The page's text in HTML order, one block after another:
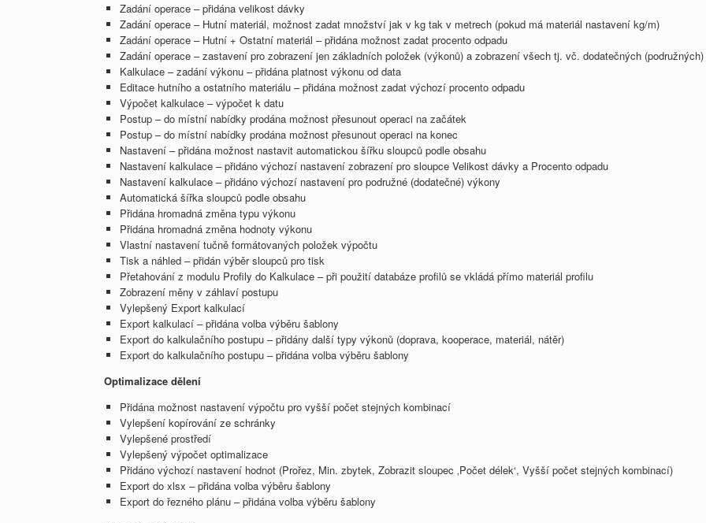
Zadání operace – přidána velikost dávky
Zadání operace – Hutní materiál, možnost zadat množství jak v kg tak v metrech (pokud má materiál nastavení kg/m)
Zadání operace – Hutní + Ostatní materiál – přidána možnost zadat procento odpadu
Zadání operace – zastavení pro zobrazení jen základních položek (výkonů) a zobrazení všech tj. vč. dodatečných
Kalkulace – zadání výkonu – přidána platnost výkonu od data
Editace hutního a ostatního materiálu – přidána možnost zadat výchozí procento odpadu
Výpočet kalkulace – výpočet k datu
Postup – do místní nabídky prodána možnost přesunout operaci na začátek
Postup – do místní nabídky prodána možnost přesunout operaci na konec
Nastavení – přidána možnost nastavit automatickou šířku sloupců podle obsahu
Nastavení kalkulace – přidáno výchozí nastavení zobrazení pro sloupce Velikost dávky a Procento odpadu
Nastavení kalkulace – přidáno výchozí nastavení pro podružné (dodatečné) výkony
Automatická šířka sloupců podle obsahu
Přidána hromadná změna typu výkonu
Přidána hromadná změna hodnoty výkonu
Vlastní nastavení tučně formátovaných položek výpočtu
Tisk a náhled – přidán výběr sloupců pro tisk
Přetahování z modulu Profily do Kalkulace – při použití databáze profilů se vkládá přímo materiál profilu
Zobrazení měny v záhlaví postupu
Vylepšený Export kalkulací
Export kalkulací – přidána volba výběru šablony
Export do kalkulačního postupu – přidány další typy výkonů (doprava, kooperace, materiál, nátěr)
Export do kalkulačního postupu – přidána volba výběru šablony
Optimalizace dělení
Přidána možnost nastavení výpočtu pro vyšší počet stejných kombinací
Vylepšení kopírování ze schránky
Vylepšené prostředí
Vylepšený výpočet optimalizace
Přidáno výchozí nastavení hodnot (Prořez, Min. zbytek, Zobrazit sloupec ‚Počet délek‘, Vyšší počet stejných kombinací)
Export do xlsx – přidána volba výběru šablony
Export do řezného plánu – přidána volba výběru šablony